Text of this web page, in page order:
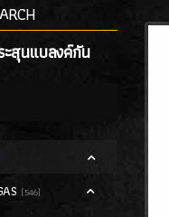
สุนแบลงค์กัน
(546)